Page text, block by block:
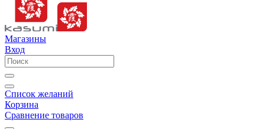
Магазины
Вход
Список желаний
Корзина
Сравнение товаров